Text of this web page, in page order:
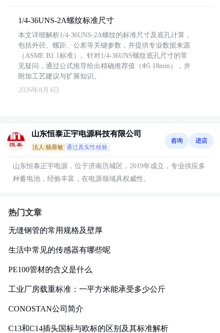
1/4-36UNS-2A螺纹标准尺寸
本文详细解析1/4-36UNS-2A螺纹的标准尺寸及底孔计算，
包括外径、螺距、公差等关键参数，并提供专业数据来源
（ASME B1.1标准）。针对1/4-36UNS螺纹底孔尺寸的常
见疑问，通过公式推导给出精确推荐值（Φ5.18mm），并
附加工艺建议与扩展知识。
2026年8月4日
山东恒泰正宇电源科技有限公司
法人:杨善敏 通过真实性核验
咨询 进店
山东恒泰正宇电源，位于济南历城区，2019年成立，专业供应多
种蓄电池，经验丰富，在电源领域具权威性。
热门文章
无缝钢管的常用规格及壁厚
生活中常见的传感器有哪些呢
PE100管材的含义是什么
工业厂房载重标准：一平方米能承受多少公斤
CONOSTAN公司简介
C13和C14插头国标与欧标的区别及其标准解析